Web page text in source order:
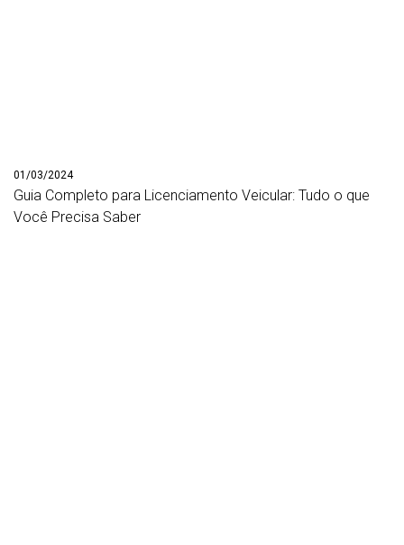
01/03/2024
Guia Completo para Licenciamento Veicular: Tudo o que
Você Precisa Saber